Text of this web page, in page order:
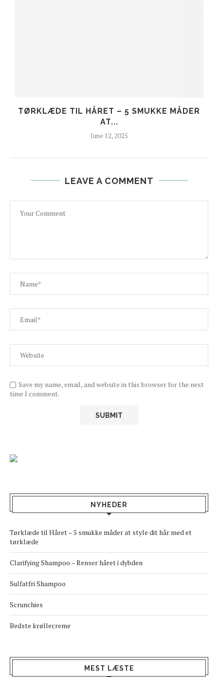
TØRKLÆDE TIL HÅRET – 5 SMUKKE MÅDER
AT...
June 12, 2025
LEAVE A COMMENT
Save my name, email, and website in this browser for the next
time I comment.
NYHEDER
Tørklæde til Håret – 5 smukke måder at style dit hår med et
tørklæde
Clarifying Shampoo – Renser håret i dybden
Sulfatfri Shampoo
Scrunchies
Bedste krøllecreme
MEST LÆSTE